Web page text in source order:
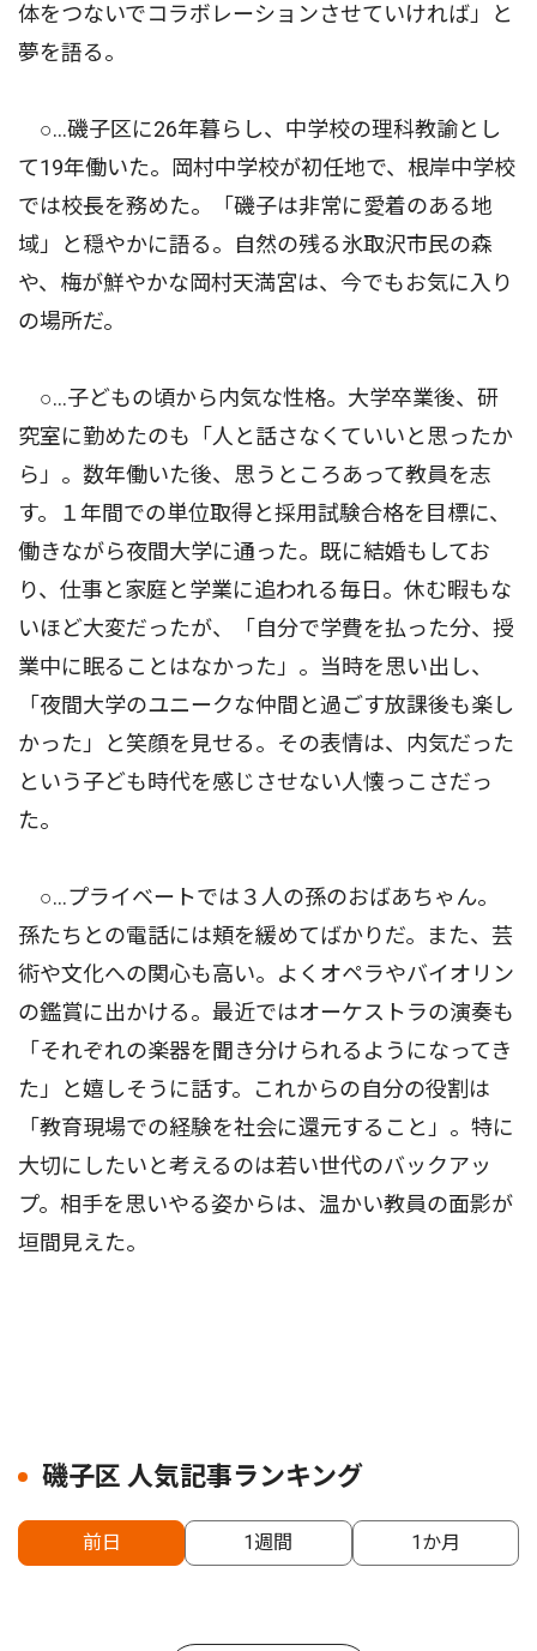
体をつないでコラボレーションさせていければ」と
夢を語る。
○…磯子区に26年暮らし、中学校の理科教諭とし
て19年働いた。岡村中学校が初任地で、根岸中学校
では校長を務めた。「磯子は非常に愛着のある地
域」と穏やかに語る。自然の残る氷取沢市民の森
や、梅が鮮やかな岡村天満宮は、今でもお気に入り
の場所だ。
○…子どもの頃から内気な性格。大学卒業後、研
究室に勤めたのも「人と話さなくていいと思ったか
ら」。数年働いた後、思うところあって教員を志
す。１年間での単位取得と採用試験合格を目標に、
働きながら夜間大学に通った。既に結婚もしてお
り、仕事と家庭と学業に追われる毎日。休む暇もな
いほど大変だったが、「自分で学費を払った分、授
業中に眠ることはなかった」。当時を思い出し、
「夜間大学のユニークな仲間と過ごす放課後も楽し
かった」と笑顔を見せる。その表情は、内気だった
という子ども時代を感じさせない人懐っこさだっ
た。
○…プライベートでは３人の孫のおばあちゃん。
孫たちとの電話には頬を緩めてばかりだ。また、芸
術や文化への関心も高い。よくオペラやバイオリン
の鑑賞に出かける。最近ではオーケストラの演奏も
「それぞれの楽器を聞き分けられるようになってき
た」と嬉しそうに話す。これからの自分の役割は
「教育現場での経験を社会に還元すること」。特に
大切にしたいと考えるのは若い世代のバックアッ
プ。相手を思いやる姿からは、温かい教員の面影が
垣間見えた。
磯子区 人気記事ランキング
前日 1週間 1か月